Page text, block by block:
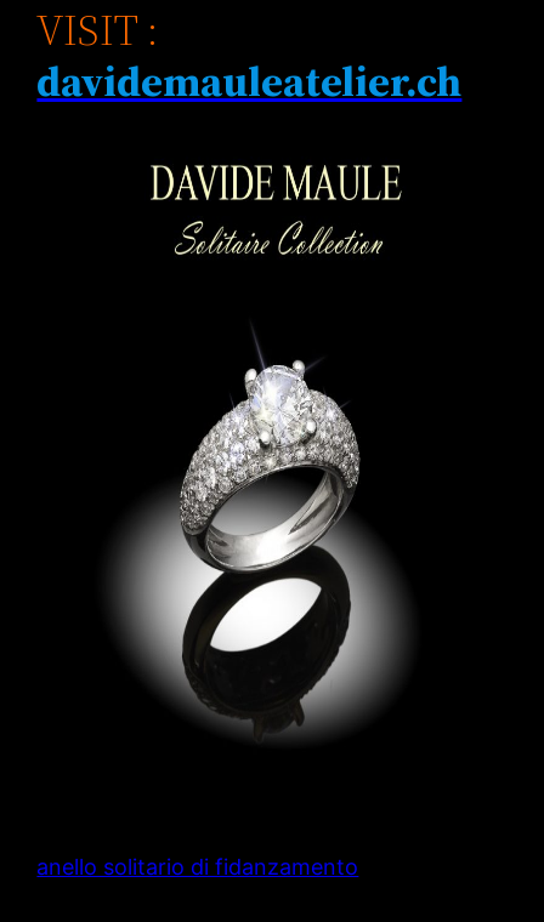
VISIT :
davidemauleatelier.ch
anello solitario di fidanzamento